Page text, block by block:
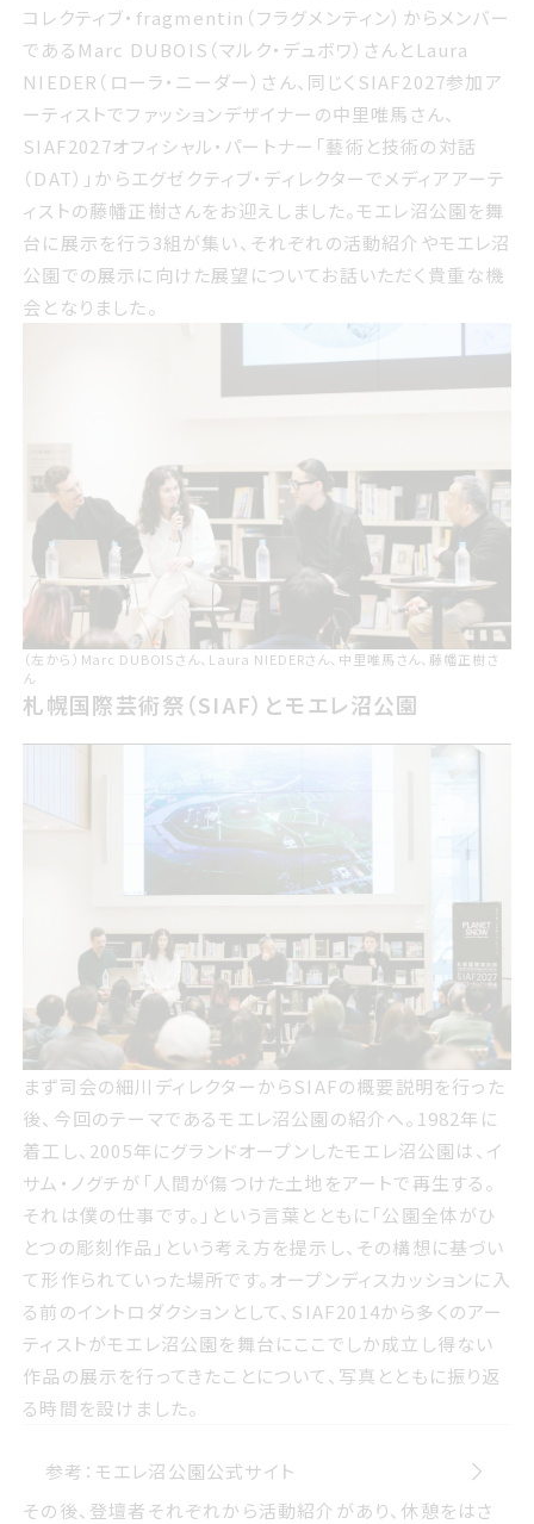
アートコレクティブfragmentinフラグメンティンからメンバ
ーであるMarc DUBOISマルクデュボワさんとLaura
NIEDERローラニーダーさん 同じくサイアフ2027参加アー
ティストでファッションデザイナーの中里唯馬さん サイアフ
2027オフィシャルパートナー藝術と技術の対話DATからエ
グゼクティブディレクターでメディアアーティストの藤幡正樹
さんをお迎えしました モエレ沼公園を舞台に展示を行う3
組が集い それぞれの活動紹介やモエレ沼公園での展示に
向けた展望についてお話いただく貴重な機会となりました
コレクティブ・fragmentin（フラグメンティン）からメンバー
であるMarc DUBOIS（マルク・デュボワ）さんとLaura
NIEDER（ローラ・ニーダー）さん、同じくSIAF2027参加ア
ーティストでファッションデザイナーの中里唯馬さん、
SIAF2027オフィシャル・パートナー「藝術と技術の対話
（DAT）」からエグゼクティブ・ディレクターでメディアアーテ
ィストの藤幡正樹さんをお迎えしました。モエレ沼公園を舞
台に展示を行う3組が集い、それぞれの活動紹介やモエレ沼
公園での展示に向けた展望についてお話いただく貴重な機
会となりました。
（左から）Marc DUBOISさん、Laura NIEDERさん、中里唯馬さん、藤幡正樹さ
ん
札幌国際げいじゅつさいサイアフとモエレ沼公園
札幌国際芸術祭（SIAF）とモエレ沼公園
まず司会の細川ディレクターからサイアフの概要説明を行
った後 今回のテーマであるモエレ沼公園の紹介へ 1982年
に着工し 2005年にグランドオープンしたモエレ沼公園は イ
サムノグチが人間が傷つけた土地をアートで再生する それ
は僕の仕事です という言葉とともに公園全体がひとつの彫
刻作品という考え方を提示し その構想に基づいて形作られ
ていった場所です オープンディスカッションに入る前のイン
トロダクションとして サイアフ2014から多くのアーティスト
がモエレ沼公園を舞台にここでしか成立し得ない作品の展
示を行ってきたことについて 写真とともに振り返る時間を
設けました
まず司会の細川ディレクターからSIAFの概要説明を行った
後、今回のテーマであるモエレ沼公園の紹介へ。1982年に
着工し、2005年にグランドオープンしたモエレ沼公園は、イ
サム・ノグチが「人間が傷つけた土地をアートで再生する。
それは僕の仕事です。」という言葉とともに「公園全体がひ
とつの彫刻作品」という考え方を提示し、その構想に基づい
て形作られていった場所です。オープンディスカッションに入
る前のイントロダクションとして、SIAF2014から多くのアー
ティストがモエレ沼公園を舞台にここでしか成立し得ない
作品の展示を行ってきたことについて、写真とともに振り返
る時間を設けました。
参考：モエレ沼公園公式サイト
その後 登壇者それぞれから活動紹介があり 休憩をはさん
その後、登壇者それぞれから活動紹介があり、休憩をはさ